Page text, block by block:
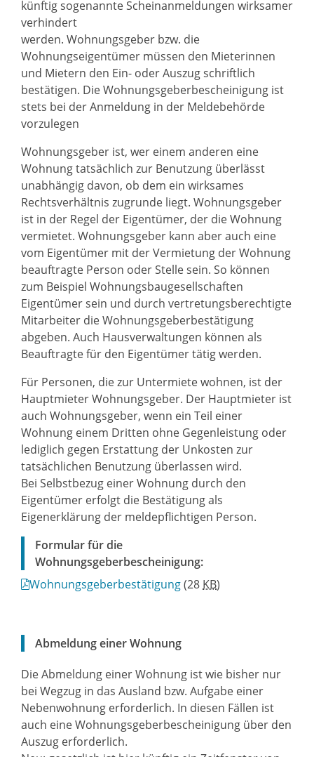
künftig sogenannte Scheinanmeldungen wirksamer
verhindert
werden. Wohnungsgeber bzw. die
Wohnungseigentümer müssen den Mieterinnen
und Mietern den Ein- oder Auszug schriftlich
bestätigen. Die Wohnungsgeberbescheinigung ist
stets bei der Anmeldung in der Meldebehörde
vorzulegen
Wohnungsgeber ist, wer einem anderen eine
Wohnung tatsächlich zur Benutzung überlässt
unabhängig davon, ob dem ein wirksames
Rechtsverhältnis zugrunde liegt. Wohnungsgeber
ist in der Regel der Eigentümer, der die Wohnung
vermietet. Wohnungsgeber kann aber auch eine
vom Eigentümer mit der Vermietung der Wohnung
beauftragte Person oder Stelle sein. So können
zum Beispiel Wohnungsbaugesellschaften
Eigentümer sein und durch vertretungsberechtigte
Mitarbeiter die Wohnungsgeberbestätigung
abgeben. Auch Hausverwaltungen können als
Beauftragte für den Eigentümer tätig werden.
Für Personen, die zur Untermiete wohnen, ist der
Hauptmieter Wohnungsgeber. Der Hauptmieter ist
auch Wohnungsgeber, wenn ein Teil einer
Wohnung einem Dritten ohne Gegenleistung oder
lediglich gegen Erstattung der Unkosten zur
tatsächlichen Benutzung überlassen wird.
Bei Selbstbezug einer Wohnung durch den
Eigentümer erfolgt die Bestätigung als
Eigenerklärung der meldepflichtigen Person.
Formular für die
Wohnungsgeberbescheinigung:
Wohnungsgeberbestätigung(28 KB)
Abmeldung einer Wohnung
Die Abmeldung einer Wohnung ist wie bisher nur
bei Wegzug in das Ausland bzw. Aufgabe einer
Nebenwohnung erforderlich. In diesen Fällen ist
auch eine Wohnungsgeberbescheinigung über den
Auszug erforderlich.